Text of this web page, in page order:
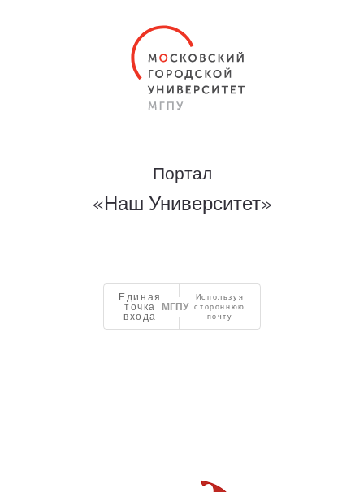
Портал
«Наш Университет»
Единая
точка
входа
Используя
стороннюю
почту